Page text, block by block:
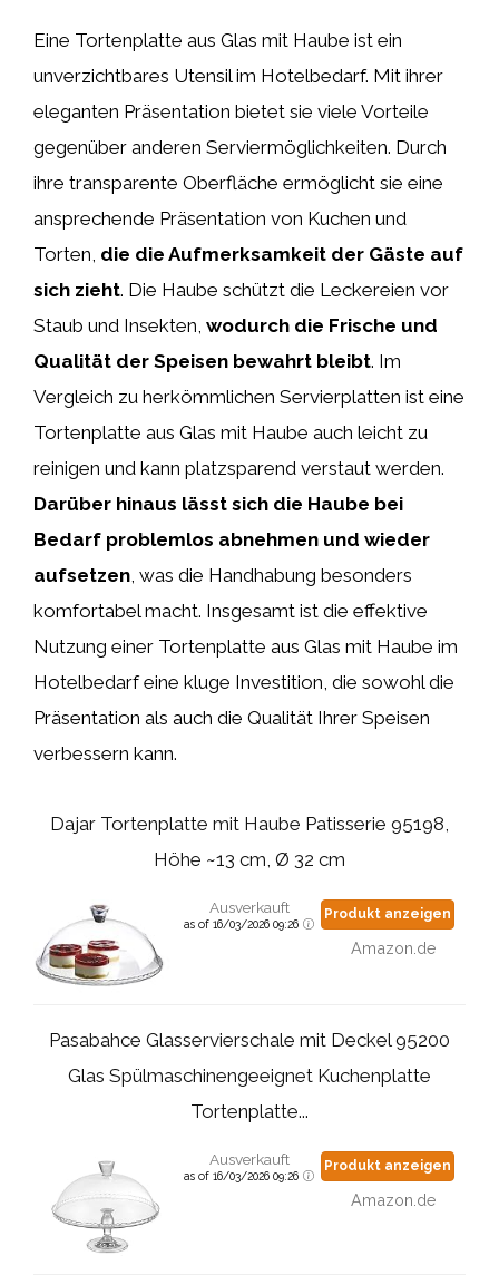
Eine Tortenplatte aus Glas mit Haube ist ein
unverzichtbares Utensil im Hotelbedarf. Mit ihrer
eleganten Präsentation bietet sie viele Vorteile
gegenüber anderen Serviermöglichkeiten. Durch
ihre transparente Oberfläche ermöglicht sie eine
ansprechende Präsentation von Kuchen und
Torten, die die Aufmerksamkeit der Gäste auf
sich zieht. Die Haube schützt die Leckereien vor
Staub und Insekten, wodurch die Frische und
Qualität der Speisen bewahrt bleibt. Im
Vergleich zu herkömmlichen Servierplatten ist eine
Tortenplatte aus Glas mit Haube auch leicht zu
reinigen und kann platzsparend verstaut werden.
Darüber hinaus lässt sich die Haube bei
Bedarf problemlos abnehmen und wieder
aufsetzen, was die Handhabung besonders
komfortabel macht. Insgesamt ist die effektive
Nutzung einer Tortenplatte aus Glas mit Haube im
Hotelbedarf eine kluge Investition, die sowohl die
Präsentation als auch die Qualität Ihrer Speisen
verbessern kann.
Dajar Tortenplatte mit Haube Patisserie 95198,
Höhe ~13 cm, Ø 32 cm
Ausverkauft
as of 16/03/2026 09:26
Produkt anzeigen
Amazon.de
Pasabahce Glasservierschale mit Deckel 95200
Glas Spülmaschinengeeignet Kuchenplatte
Tortenplatte...
Ausverkauft
as of 16/03/2026 09:26
Produkt anzeigen
Amazon.de